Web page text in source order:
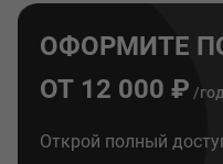
ОФОРМИТЕ
ОТ 12 000 ₽ /год
Открой полный